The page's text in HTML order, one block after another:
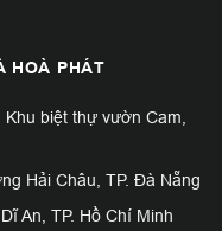
HOÀ PHÁT
Khu biệt thự vườn Cam,
Hải Châu, TP. Đà Nẵng
An, TP. Hồ Chí Minh